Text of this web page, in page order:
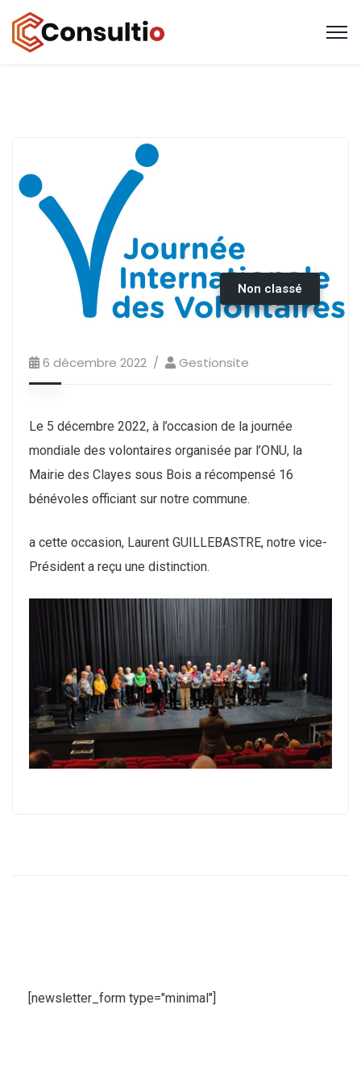
Non classé
6 décembre 2022 Gestionsite
Le 5 décembre 2022, à l’occasion de la journée
mondiale des volontaires organisée par l’ONU, la
Mairie des Clayes sous Bois a récompensé 16
bénévoles officiant sur notre commune.
a cette occasion, Laurent GUILLEBASTRE, notre vice-
Président a reçu une distinction.
[newsletter_form type="minimal"]